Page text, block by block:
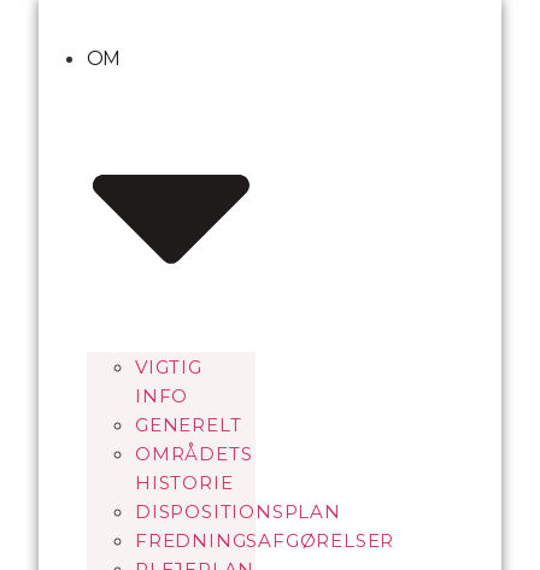
OM
VIGTIG
INFO
GENERELT
OMRÅDETS
HISTORIE
DISPOSITIONSPLAN
FREDNINGSAFGØRELSER